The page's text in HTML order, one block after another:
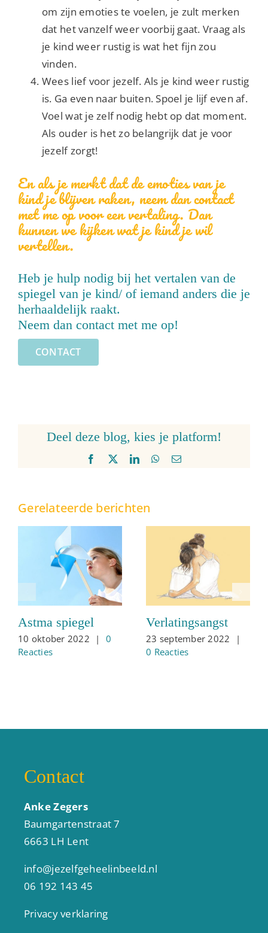
om zijn emoties te voelen, je zult merken
dat het vanzelf weer voorbij gaat. Vraag als
je kind weer rustig is wat het fijn zou
vinden.
Wees lief voor jezelf. Als je kind weer rustig
is. Ga even naar buiten. Spoel je lijf even af.
Voel wat je zelf nodig hebt op dat moment.
Als ouder is het zo belangrijk dat je voor
jezelf zorgt!
En als je merkt dat de emoties van je
kind je blijven raken, neem dan contact
met me op voor een vertaling. Dan
kunnen we kijken wat je kind je wil
vertellen.
Heb je hulp nodig bij het vertalen van de
spiegel van je kind/ of iemand anders die je
herhaaldelijk raakt.
Neem dan contact met me op!
CONTACT
Deel deze blog, kies je platform!
Facebook
X LinkedInWhatsApp
E-
Gerelateerde berichten
Astma spiegel
10 oktober 2022 |
0
Reacties
Verlatingsangst
23 september 2022
|
0 Reacties
Contact
Anke Zegers
Baumgartenstraat 7
6663 LH Lent
info@jezelfgeheelinbeeld.nl
06 192 143 45
Privacy verklaring